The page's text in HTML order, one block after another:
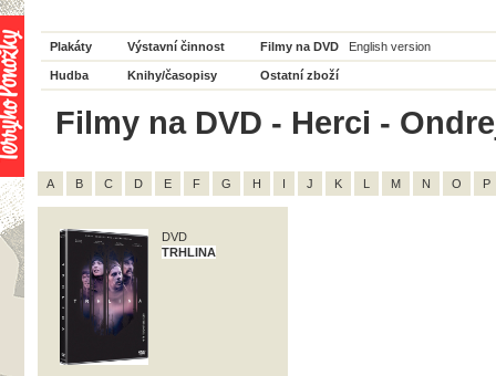
Plakáty Výstavní činnost Filmy na DVD English version
Hudba Knihy/časopisy Ostatní zboží
Filmy na DVD - Herci -
A B C D E F G H I J K L M N O P
DVD
TRHLINA